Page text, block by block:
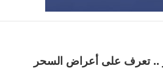
تعرف على أعراض السحر